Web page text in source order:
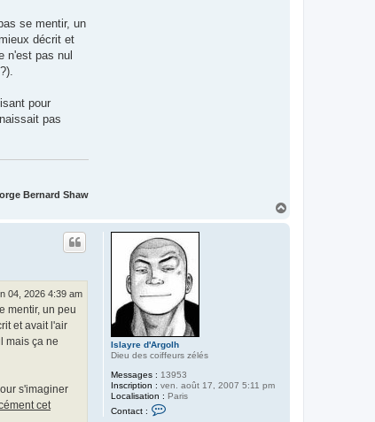
se mentir, un
décrit et
n'est pas nul
pour
pas
Bernard Shaw
Islayre d'Argolh
Dieu des coiffeurs zélés
Messages : 13953
Inscription : ven. août 17, 2007 5:11 pm
Localisation : Paris
Contact :
04, 2026 4:39 am
mentir, un peu
et avait l'air
mais ça ne
s'imaginer
cet